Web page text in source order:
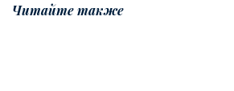
Читайте также